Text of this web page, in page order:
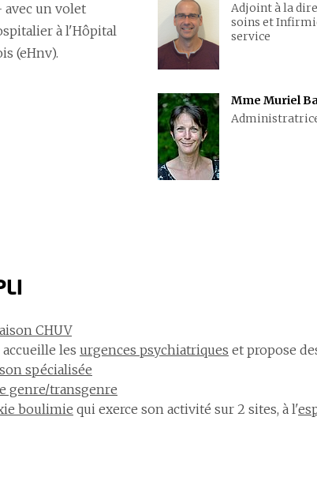
un volet
à l'Hôpital
(eHnv).
Adjoint à la
soins et
service
Mme Muriel
CHUV
les urgences psychiatriques et propose
spécialisée
genre/transgenre
boulimie qui exerce son activité sur 2 sites, à l'